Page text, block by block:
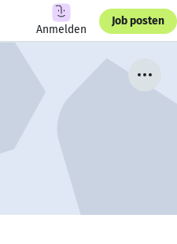
Anmelden
Job posten